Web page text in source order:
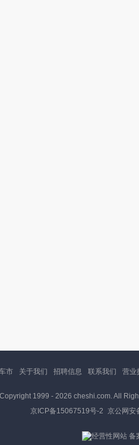
市 关于我们 招聘信息 联系我们 营业
Copyright 1999 - 2026 cheshi.com. All
京ICP备15067519号-2 京公网安